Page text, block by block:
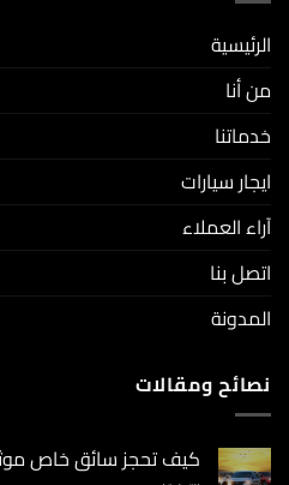
الرئيسية
من أنا
خدماتنا
ايجار سيارات
آراء العملاء
اتصل بنا
المدونة
نصائح ومقالات
كيف تحجز سائق خاص